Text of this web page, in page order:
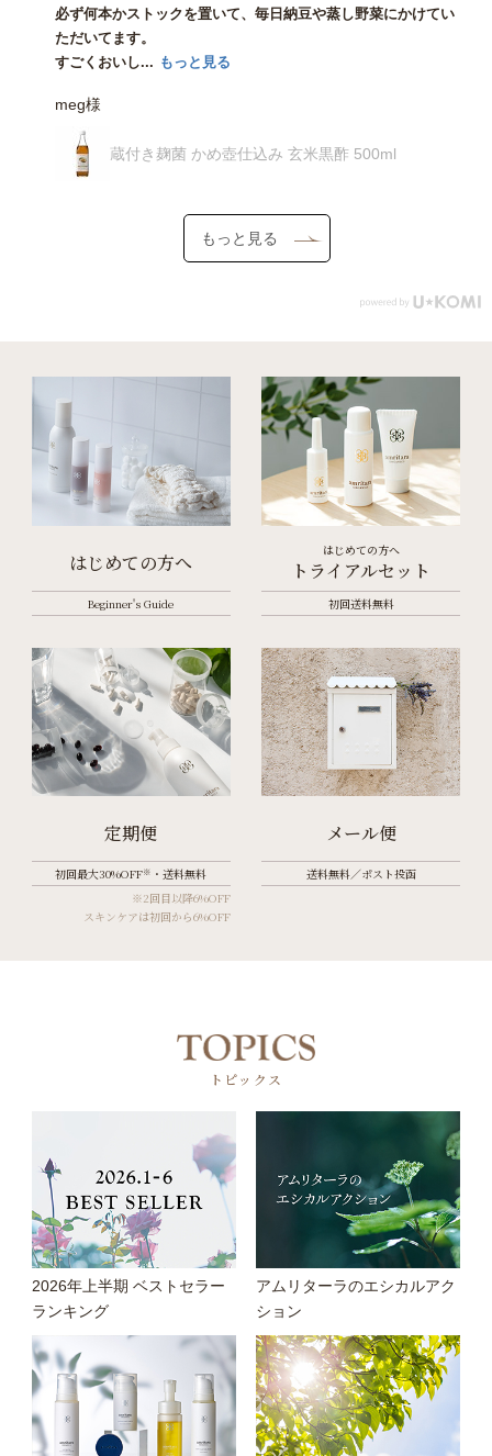
必ず何本かストックを置いて、毎日納豆や蒸し野菜にかけてい
ただいてます。
すごくおいし... もっと見る
meg様
蔵付き麹菌 かめ壺仕込み 玄米黒酢 500ml
もっと見る
はじめての方へ
Beginner's Guide
はじめての方へ
トライアルセット
初回送料無料
定期便
初回最大30%OFF※ ・送料無料
※2回目以降6%OFF
スキンケアは初回から6%OFF
メール便
送料無料／ポスト投函
トピックス
2026年上半期 ベストセラー
ランキング
アムリターラのエシカルアク
ション